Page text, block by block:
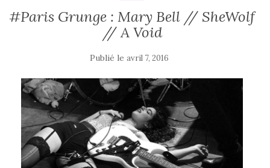
#Paris Grunge : Mary Bell // SheWolf
// A Void
Publié le avril 7, 2016